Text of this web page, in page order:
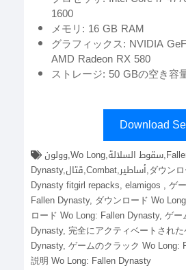
1600
メモリ: 16 GB RAM
グラフィックス: NVIDIA
AMD Radeon RX 580
ストレージ: 50 GBの空き容
Download
Dynasty,قتال,Combat,أساطير,ダウンロード Wo Long: Fallen
Dynasty fitgirl repacks, elamigos , ゲ
Fallen Dynasty, ダウンロード Wo
ロード Wo Long: Fallen Dynasty, ゲ
Dynasty, 完全にアクティベートされ
Dynasty, ゲームのクラック Wo Long:
説明 Wo Long: Fallen Dynasty